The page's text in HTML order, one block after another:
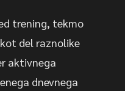
trening, tekmo
del raznolike
aktivnega
dnevnega